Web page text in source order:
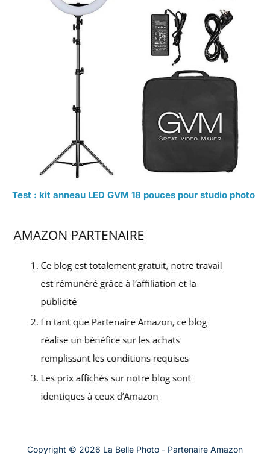
Test : kit anneau LED GVM 18 pouces pour studio photo
Copyright © 2026 La Belle Photo - Partenaire Amazon